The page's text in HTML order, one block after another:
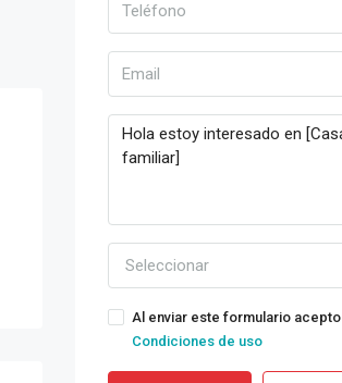
Seleccionar
Al enviar este formulario acepto
Condiciones de uso